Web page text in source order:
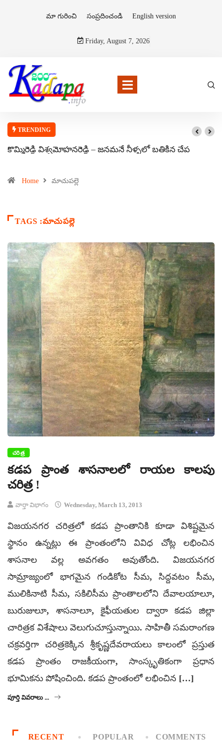
మా గురించి సంప్రదించండి English version
Friday, August 7, 2026
TRENDING
కొమ్మిరెడ్డి విశ్వమోహనరెడ్డి – జనమనే నీళ్ళలో బతికిన చేప
Home మాచుపల్లె
TAGS :మాచుపల్లె
చరిత్ర
కడప ప్రాంత శాసనాలలో రాయల కాలపు
చరిత్ర !
వార్తా విభాగం Wednesday, March 13, 2013
విజయనగర చరిత్రలో కడప ప్రాంతానికి కూడా విశిష్టమైన
స్థానం ఉన్నట్లు ఈ ప్రాంతంలోని వివిధ చోట్ల లభించిన
శాసనాల వల్ల అవగతం అవుతోంది. విజయనగర
సామ్రాజ్యంలో భాగమైన గండికోట సీమ, సిద్దవటం సీమ,
ములికినాటి సీమ, సకిలిసీమ ప్రాంతాలలోని దేవాలయాలూ,
బురుజులూ, శాసనాలూ, కైఫీయతుల ద్వారా కడప జిల్లా
చారిత్రక విశేషాలు వెలుగుచూస్తున్నాయి. సాహితీ సమరాంగణ
చక్రవర్తిగా చరిత్రకెక్కిన శ్రీకృష్ణదేవరాయలు కాలంలో ప్రస్తుత
కడప ప్రాంతం రాజకీయంగా, సాంస్కృతికంగా ప్రధాన
భూమికను పోషించింది. కడప ప్రాంతంలో లభించిన […]
పూర్తి వివరాలు ...
RECENT POPULAR COMMENTS